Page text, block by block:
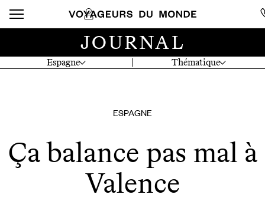
Espagne Thématique
JOURNAL
ESPAGNE
Ça balance pas mal à
Valence